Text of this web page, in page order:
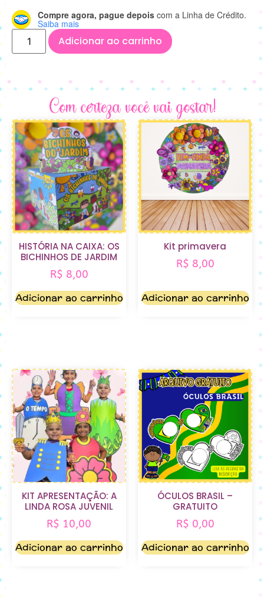
Compre agora, pague depois com a Linha de Crédito.
Saiba mais
Adicionar ao carrinho
Com certeza você vai gostar!
HISTÓRIA NA CAIXA: OS
BICHINHOS DE JARDIM
R$ 8,00
Adicionar ao carrinho
Kit primavera
R$ 8,00
Adicionar ao carrinho
KIT APRESENTAÇÃO: A
LINDA ROSA JUVENIL
R$ 10,00
Adicionar ao carrinho
ÓCULOS BRASIL –
GRATUITO
R$ 0,00
Adicionar ao carrinho